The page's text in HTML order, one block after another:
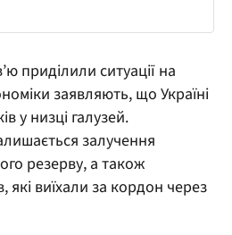
приділили ситуації на
заявляють, що Україні
у низці галузей.
залучення
резерву, а також
які виїхали за кордон через